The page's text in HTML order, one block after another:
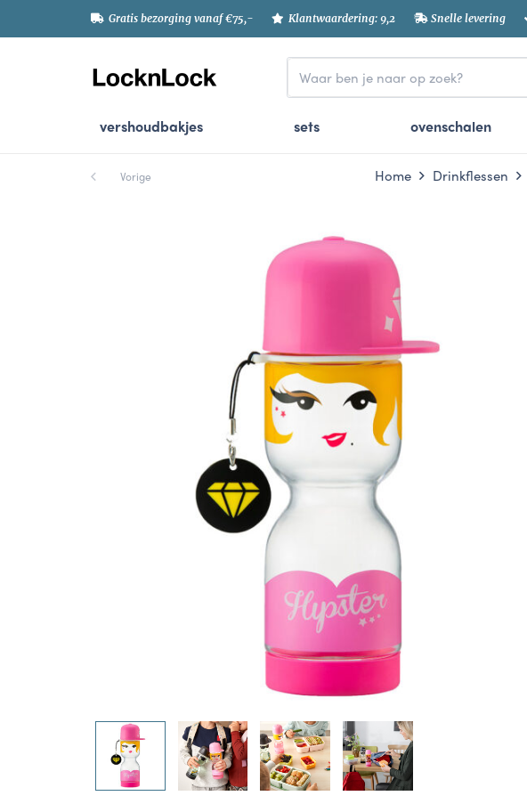
Gratis bezorging vanaf €75,- Klantwaardering: 9,2 Snelle levering
vershoudbakjes sets ovenschalen
Vorige Home Drinkflessen